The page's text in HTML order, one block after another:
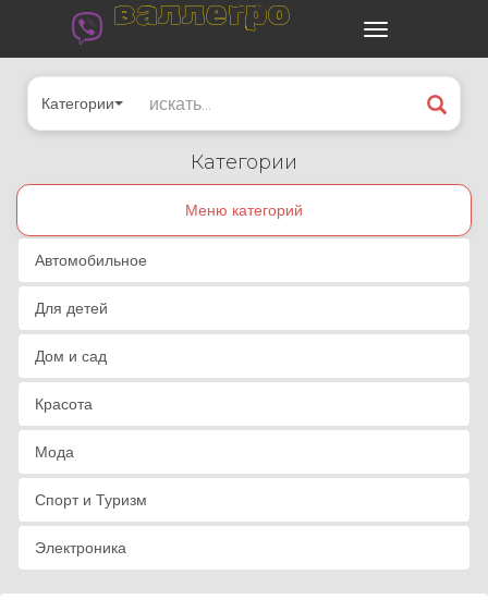
валлегро
Категории
Категории
Меню категорий
Автомобильное
Для детей
Дом и сад
Красота
Мода
Спорт и Туризм
Электроника